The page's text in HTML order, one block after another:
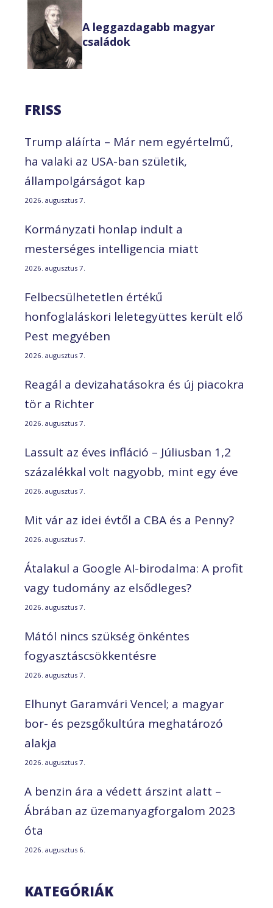
A leggazdagabb magyar
családok
FRISS
Trump aláírta – Már nem egyértelmű,
ha valaki az USA-ban születik,
állampolgárságot kap
2026. augusztus 7.
Kormányzati honlap indult a
mesterséges intelligencia miatt
2026. augusztus 7.
Felbecsülhetetlen értékű
honfoglaláskori leletegyüttes került elő
Pest megyében
2026. augusztus 7.
Reagál a devizahatásokra és új piacokra
tör a Richter
2026. augusztus 7.
Lassult az éves infláció – Júliusban 1,2
százalékkal volt nagyobb, mint egy éve
2026. augusztus 7.
Mit vár az idei évtől a CBA és a Penny?
2026. augusztus 7.
Átalakul a Google AI-birodalma: A profit
vagy tudomány az elsődleges?
2026. augusztus 7.
Mától nincs szükség önkéntes
fogyasztáscsökkentésre
2026. augusztus 7.
Elhunyt Garamvári Vencel; a magyar
bor- és pezsgőkultúra meghatározó
alakja
2026. augusztus 7.
A benzin ára a védett árszint alatt –
Ábrában az üzemanyagforgalom 2023
óta
2026. augusztus 6.
KATEGÓRIÁK